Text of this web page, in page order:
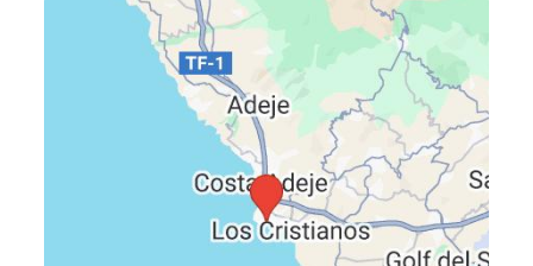
07.30 -
Bar pri bazéne Vonkajší "Pool Bar": denne od 10:30
do 21:00 hod. Za poplatok vrátane All Inclusive
Koktejl bar "Večerný bar Malibu s krásnou terasou":
denne od 21:00 do 23:00 hod., Za poplatok, all